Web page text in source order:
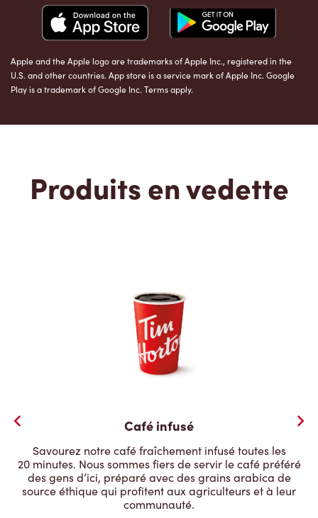
Apple and the Apple logo are trademarks of Apple Inc., registered in the
U.S. and other countries. App store is a service mark of Apple Inc. Google
Play is a trademark of Google Inc. Terms apply.
Produits en vedette
Café infusé
Savourez notre café fraîchement infusé toutes les
20 minutes. Nous sommes fiers de servir le café préféré
des gens d’ici, préparé avec des grains arabica de
source éthique qui profitent aux agriculteurs et à leur
communauté.